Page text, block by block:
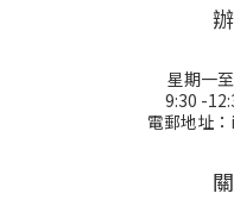
星期一
9:30 -
電郵地址